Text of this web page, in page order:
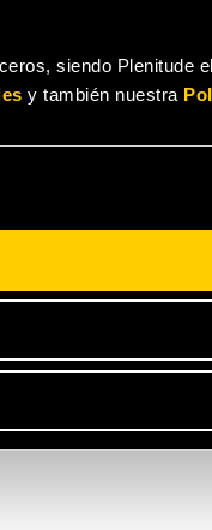
siendo Plenitude
y también nuestra